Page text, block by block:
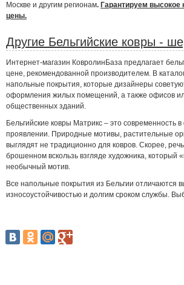
Москве и другим регионам. Гарантируем высокое
цены.
Другие Бельгийские ковры -
Интернет-магазин КовролинБаза предлагает
цене, рекомендованной производителем. В
напольные покрытия, которые дизайнеры
оформления жилых помещений, а также офисов
общественных зданий.
Бельгийские ковры Матрикс – это современность
проявлении. Природные мотивы, растительные
выглядят не традиционно для ковров. Скорее,
брошенном вскользь взгляде художника, который
необычный мотив.
Все напольные покрытия из Бельгии отличаются
износоустойчивостью и долгим сроком службы.